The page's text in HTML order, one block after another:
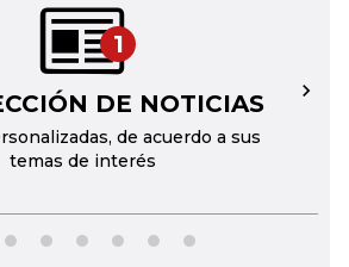
1
DE NOTICIAS
de acuerdo a sus
temas de interés
→